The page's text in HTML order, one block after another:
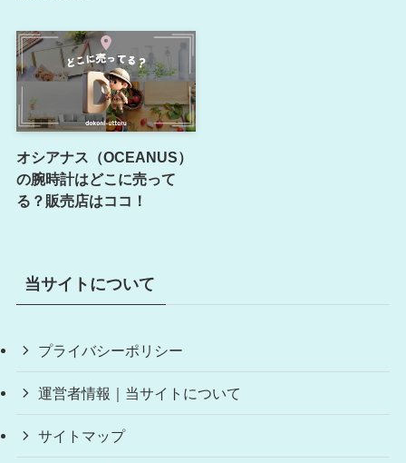
オシアナス（OCEANUS）
の腕時計はどこに売って
る？販売店はココ！
当サイトについて
プライバシーポリシー
運営者情報｜当サイトについて
サイトマップ